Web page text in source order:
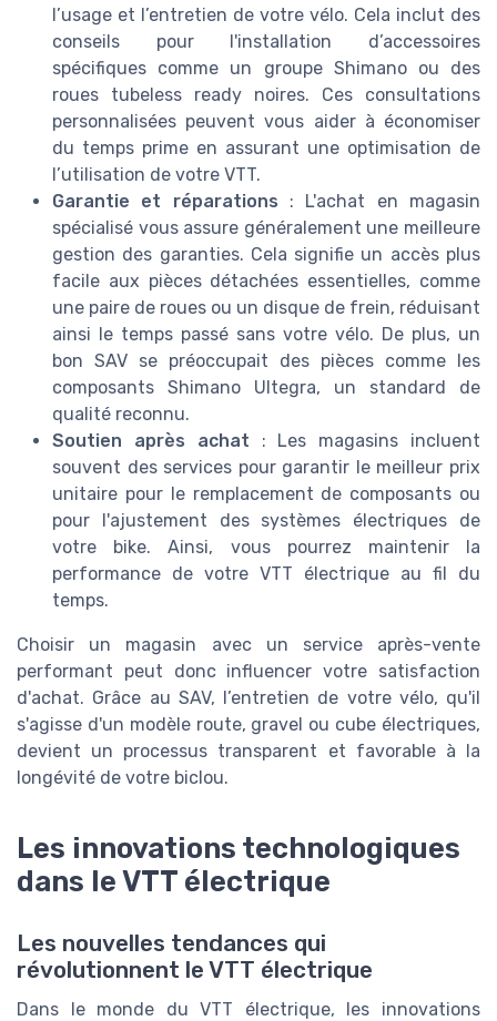
l’usage et l’entretien de votre vélo. Cela inclut des
conseils pour l'installation d’accessoires
spécifiques comme un groupe Shimano ou des
roues tubeless ready noires. Ces consultations
personnalisées peuvent vous aider à économiser
du temps prime en assurant une optimisation de
l’utilisation de votre VTT.
Garantie et réparations : L'achat en magasin
spécialisé vous assure généralement une meilleure
gestion des garanties. Cela signifie un accès plus
facile aux pièces détachées essentielles, comme
une paire de roues ou un disque de frein, réduisant
ainsi le temps passé sans votre vélo. De plus, un
bon SAV se préoccupait des pièces comme les
composants Shimano Ultegra, un standard de
qualité reconnu.
Soutien après achat : Les magasins incluent
souvent des services pour garantir le meilleur prix
unitaire pour le remplacement de composants ou
pour l'ajustement des systèmes électriques de
votre bike. Ainsi, vous pourrez maintenir la
performance de votre VTT électrique au fil du
temps.
Choisir un magasin avec un service après-vente
performant peut donc influencer votre satisfaction
d'achat. Grâce au SAV, l’entretien de votre vélo, qu'il
s'agisse d'un modèle route, gravel ou cube électriques,
devient un processus transparent et favorable à la
longévité de votre biclou.
Les innovations technologiques
dans le VTT électrique
Les nouvelles tendances qui
révolutionnent le VTT électrique
Dans le monde du VTT électrique, les innovations